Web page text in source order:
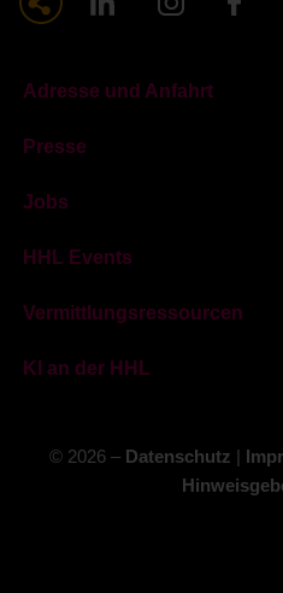
Adresse und Anfahrt
Presse
Jobs
HHL Events
Vermittlungsressourcen
KI an der HHL
© 2026 – Datenschutz |